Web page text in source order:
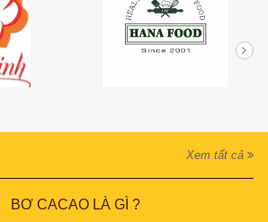
Xem tất cả
BƠ CACAO LÀ GÌ ?